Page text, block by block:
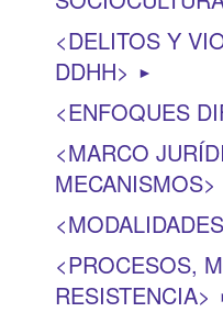
DELITOS Y
DDHH
►
ENFOQUES
MARCO
MECANISMOS
PROCESOS,
RESISTENCIA